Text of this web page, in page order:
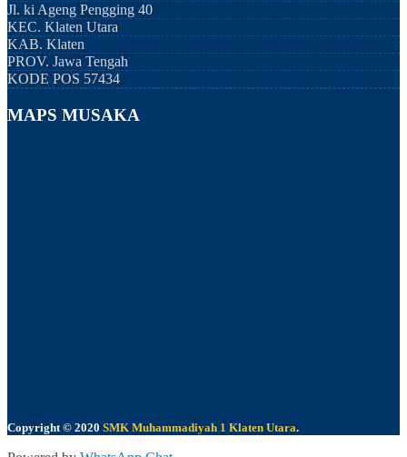
Jl. ki Ageng Pengging 40
KEC. Klaten Utara
KAB. Klaten
PROV. Jawa Tengah
KODE POS 57434
MAPS MUSAKA
Copyright © 2020 SMK Muhammadiyah 1 Klaten Utara.